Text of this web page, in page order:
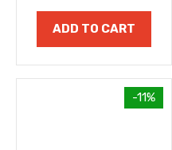
ADD TO CART
-11%